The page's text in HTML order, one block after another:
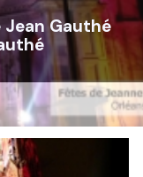
Gauthé